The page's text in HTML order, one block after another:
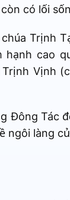
có lối
Trịnh
cao
Vịnh
Đông Tác
ngôi làng